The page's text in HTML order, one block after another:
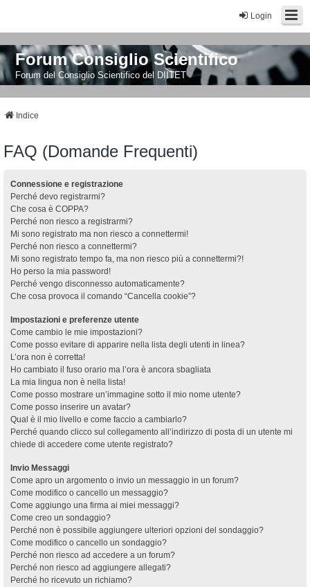
Login
Forum Consiglio Scientifico
Forum del Consiglio Scientifico del DIITET
Indice
FAQ (Domande Frequenti)
Connessione e registrazione
Perché devo registrarmi?
Che cosa è COPPA?
Perché non riesco a registrarmi?
Mi sono registrato ma non riesco a connettermi!
Perché non riesco a connettermi?
Mi sono registrato tempo fa, ma non riesco più a connettermi?!
Ho perso la mia password!
Perché vengo disconnesso automaticamente?
Che cosa provoca il comando “Cancella cookie”?
Impostazioni e preferenze utente
Come cambio le mie impostazioni?
Come posso evitare di apparire nella lista degli utenti in linea?
L’ora non è corretta!
Ho cambiato il fuso orario ma l’ora è ancora sbagliata
La mia lingua non è nella lista!
Come posso mostrare un’immagine sotto il mio nome utente?
Come posso inserire un avatar?
Qual è il mio livello e come faccio a cambiarlo?
Perché quando clicco sul collegamento all’indirizzo di posta di un utente mi
chiede di accedere come utente registrato?
Invio Messaggi
Come apro un argomento o invio un messaggio in un forum?
Come modifico o cancello un messaggio?
Come aggiungo una firma ai miei messaggi?
Come creo un sondaggio?
Perché non è possibile aggiungere ulteriori opzioni del sondaggio?
Come modifico o cancello un sondaggio?
Perché non riesco ad accedere a un forum?
Perché non riesco ad aggiungere allegati?
Perché ho ricevuto un richiamo?